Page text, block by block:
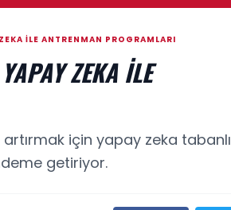
ILE ANTRENMAN PROGRAMLARI
ZEKA ILE
için yapay zeka tabanlı
getiriyor.